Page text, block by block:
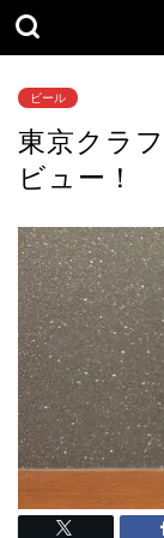
ビール
東京クラ
ビュー！